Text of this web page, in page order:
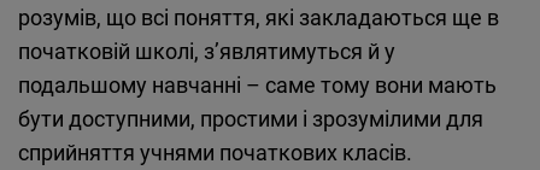
розумів, що всі поняття, які закладаються ще в
початковій школі, з’являтимуться й у
подальшому навчанні – саме тому вони мають
бути доступними, простими і зрозумілими для
сприйняття учнями початкових класів.